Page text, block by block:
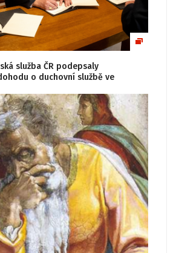
služba ČR podepsaly
o duchovní službě ve